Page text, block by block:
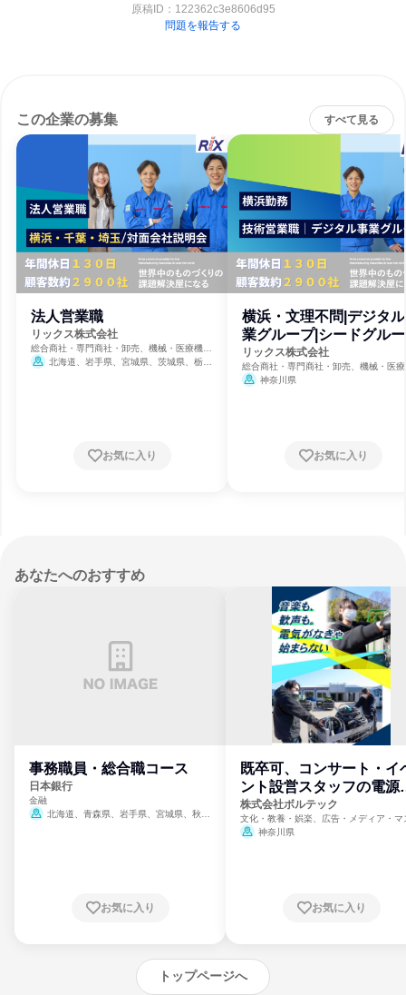
原稿ID： 122362c3e8606d95
問題を報告する
この企業の募集 すべて見る
法人営業職
リックス株式会社
総合商社・専門商社・卸売、機械・医療機器
メーカー、製造・メーカー
北海道、岩手県、宮城県、茨城県、栃木
お気に入り
横浜・文理不問|デジタ
業グループ|シードグル
リックス株式会社
総合商社・専門商社・卸売、機械・医
メーカー、製造・メーカー
神奈川県
お気に入り
あなたへのおすすめ
事務職員・総合職コース
日本銀行
金融
北海道、青森県、岩手県、宮城県、秋田
崎県、熊本県、大分県、宮崎県、鹿児島県、
お気に入り
既卒可、コンサート・イ
ント設営スタッフの電源
門
株式会社ボルテック
文化・教養・娯楽、広告・メディア・マ
ミ、電力・ガス・水道・エネルギー
神奈川県
お気に入り
トップページへ